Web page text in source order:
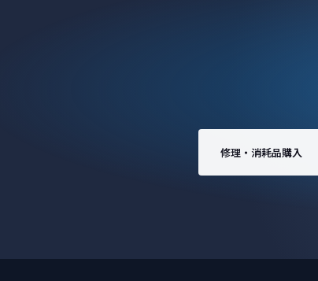
修理・消耗品購入